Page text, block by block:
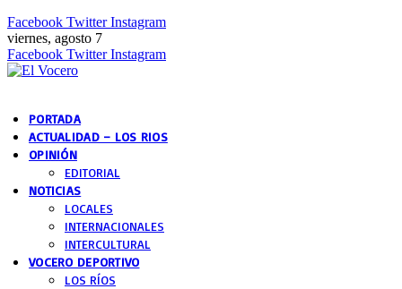
Facebook Twitter Instagram
viernes, agosto 7
Facebook Twitter Instagram
PORTADA
ACTUALIDAD – LOS RIOS
OPINIÓN
EDITORIAL
NOTICIAS
LOCALES
INTERNACIONALES
INTERCULTURAL
VOCERO DEPORTIVO
LOS RÍOS